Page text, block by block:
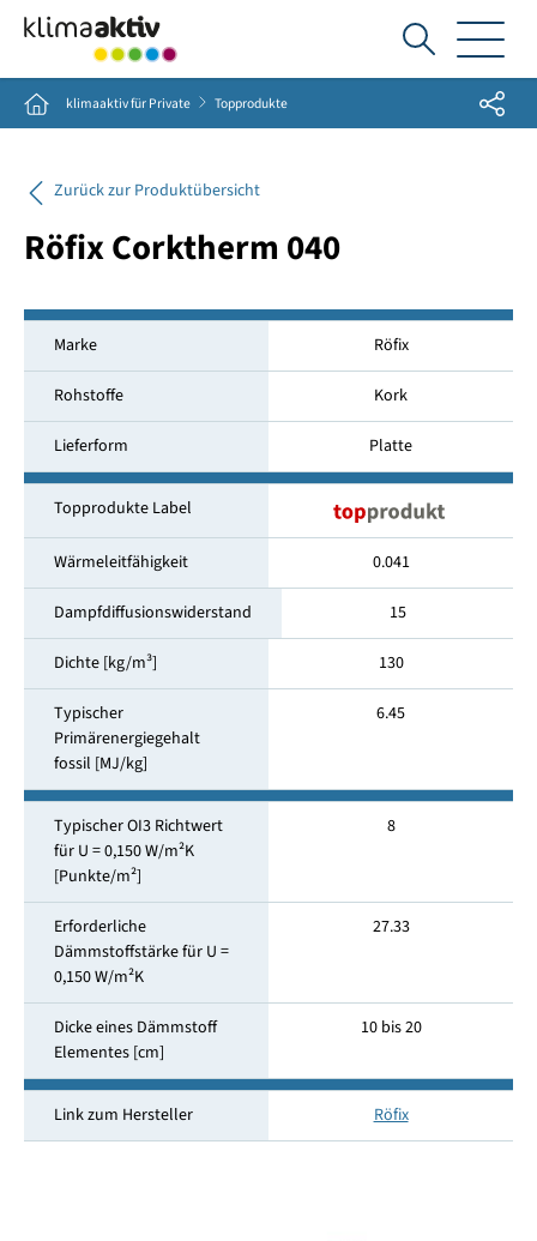
Ich
suche...
Home klimaaktiv für Private Topprodukte Share
Zurück zur Produktübersicht
Röfix Corktherm 040
Marke Röfix
Rohstoffe Kork
Lieferform Platte
Topprodukte Label
Wärmeleitfähigkeit 0.041
Dampfdiffusionswiderstand 15
Dichte [kg/m³] 130
Typischer
Primärenergiegehalt
fossil [MJ/kg]
6.45
Typischer OI3 Richtwert
für U = 0,150 W/m²K
[Punkte/m²]
8
Erforderliche
Dämmstoffstärke für U =
0,150 W/m²K
27.33
Dicke eines Dämmstoff
Elementes [cm]
10 bis 20
Link zum Hersteller Röfix